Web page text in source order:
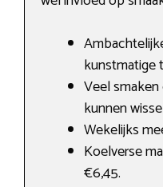
kunstmatige
Veel
kunnen
Wekelijks
Koelverse
€6,45.